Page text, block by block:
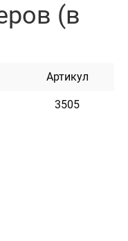
безопасно
пород собак и
качественной
для
животных к
(в
Артикул
3505